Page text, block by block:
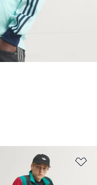
a la lista de deseos